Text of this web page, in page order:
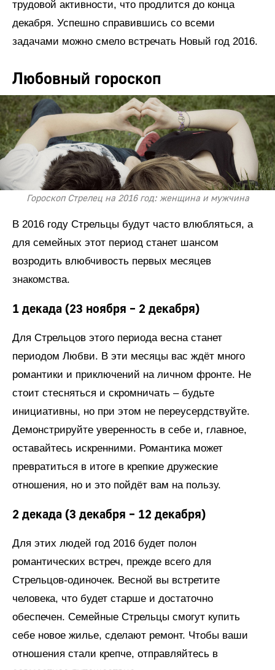
трудовой активности, что продлится до конца
декабря. Успешно справившись со всеми
задачами можно смело встречать Новый год 2016.
Любовный гороскоп
Гороскоп Стрелец на 2016 год: женщина и мужчина
В 2016 году Стрельцы будут часто влюбляться, а
для семейных этот период станет шансом
возродить влюбчивость первых месяцев
знакомства.
1 декада (23 ноября – 2 декабря)
Для Стрельцов этого периода весна станет
периодом Любви. В эти месяцы вас ждёт много
романтики и приключений на личном фронте. Не
стоит стесняться и скромничать – будьте
инициативны, но при этом не переусердствуйте.
Демонстрируйте уверенность в себе и, главное,
оставайтесь искренними. Романтика может
превратиться в итоге в крепкие дружеские
отношения, но и это пойдёт вам на пользу.
2 декада (3 декабря – 12 декабря)
Для этих людей год 2016 будет полон
романтических встреч, прежде всего для
Стрельцов-одиночек. Весной вы встретите
человека, что будет старше и достаточно
обеспечен. Семейные Стрельцы смогут купить
себе новое жилье, сделают ремонт. Чтобы ваши
отношения стали крепче, отправляйтесь в